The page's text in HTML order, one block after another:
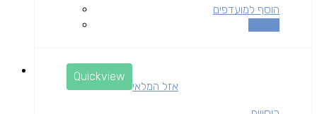
הוסף למועדפים
Quickview
אזל המלאי